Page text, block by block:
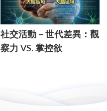
社交活動－世代差異：觀
察力 VS. 掌控欲